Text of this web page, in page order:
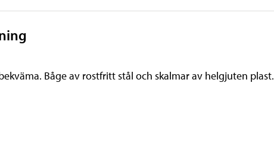
Båge av rostfritt stål och skalmar av helgjuten plast.